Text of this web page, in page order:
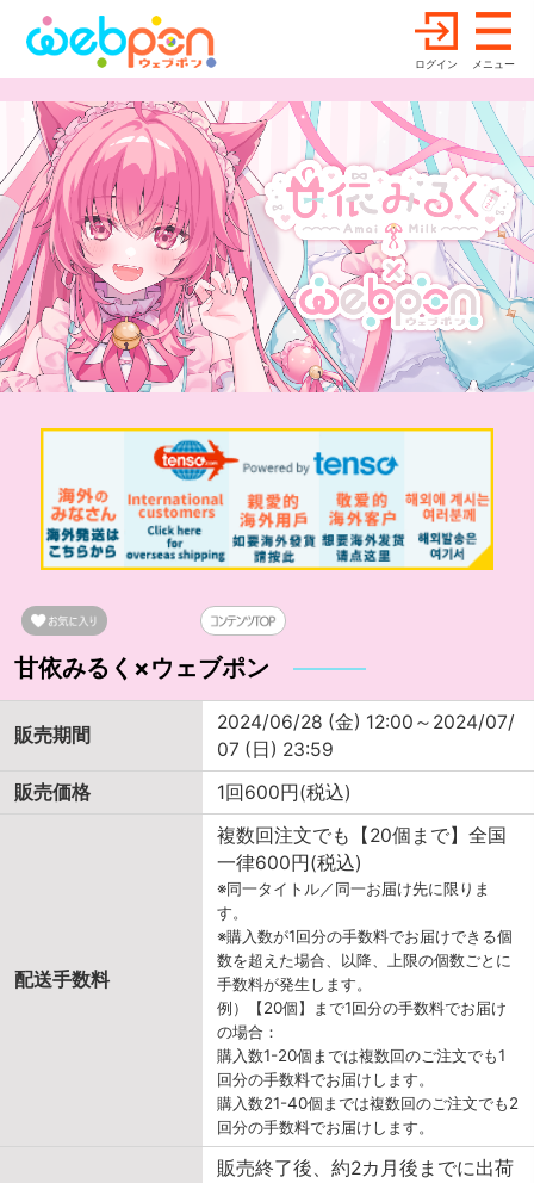
ログイン メニュー
甘依みるく×ウェブポン
販売期間
2024/06/28 (金) 12:00～2024/07/
07 (日) 23:59
販売価格
1回600円(税込)
配送手数料
複数回注文でも【20個まで】全国
一律600円(税込)
※同一タイトル／同一お届け先に限りま
す。
※購入数が1回分の手数料でお届けできる個
数を超えた場合、以降、上限の個数ごとに
手数料が発生します。
例）【20個】まで1回分の手数料でお届け
の場合：
購入数1-20個までは複数回のご注文でも1
回分の手数料でお届けします。
購入数21-40個までは複数回のご注文でも2
回分の手数料でお届けします。
販売終了後、約2カ月後までに出荷